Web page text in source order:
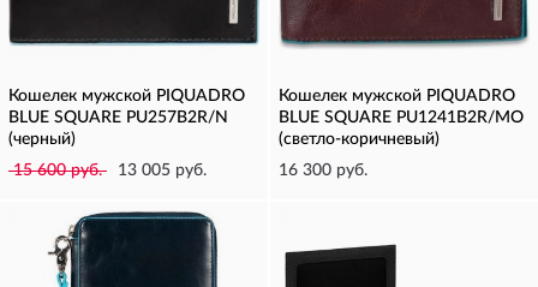
Кошелек мужской PIQUADRO
BLUE SQUARE PU257B2R/N
(черный)
15 600 руб.
13 005 руб.
Кошелек мужской PIQUADRO
BLUE SQUARE PU1241B2R/MO
(светло-коричневый)
16 300 руб.